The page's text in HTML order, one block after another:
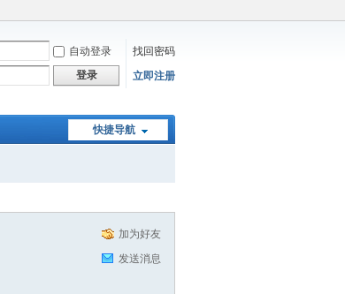
自动登录
找回密码
登录 立即注册
快捷导航
加为好友
发送消息